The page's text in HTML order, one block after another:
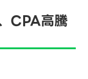
CPA高騰